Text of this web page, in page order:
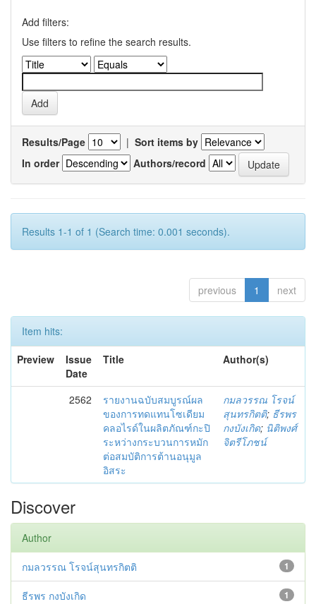
Add filters:
Use filters to refine the search results.
Results/Page | Sort items by
In order
Authors/record
Results 1-1 of 1 (Search time: 0.001 seconds).
previous 1 next
Item hits:
Preview
Issue
Date
Title Author(s)
2562
รายงานฉบับสมบูรณ์ผล
ของการทดแทนโซเดียม
คลอไรด์ในผลิตภัณฑ์กะปิ
ระหว่างกระบวนการหมัก
ต่อสมบัติการต้านอนุมูล
อิสระ
กมลวรรณ โรจน์
สุนทรกิตติ; ธีรพร
กงบังเกิด; นิติพงศ์
จิตรีโภชน์
Discover
Author
1
กมลวรรณ โรจน์สุนทรกิตติ
1
ธีรพร กงบังเกิด